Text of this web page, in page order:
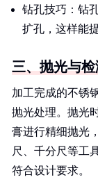
钻孔技巧：钻
扩孔，这样能
三、抛光与
加工完成的不锈
抛光处理。抛光
膏进行精细抛光
尺、千分尺等工
符合设计要求。